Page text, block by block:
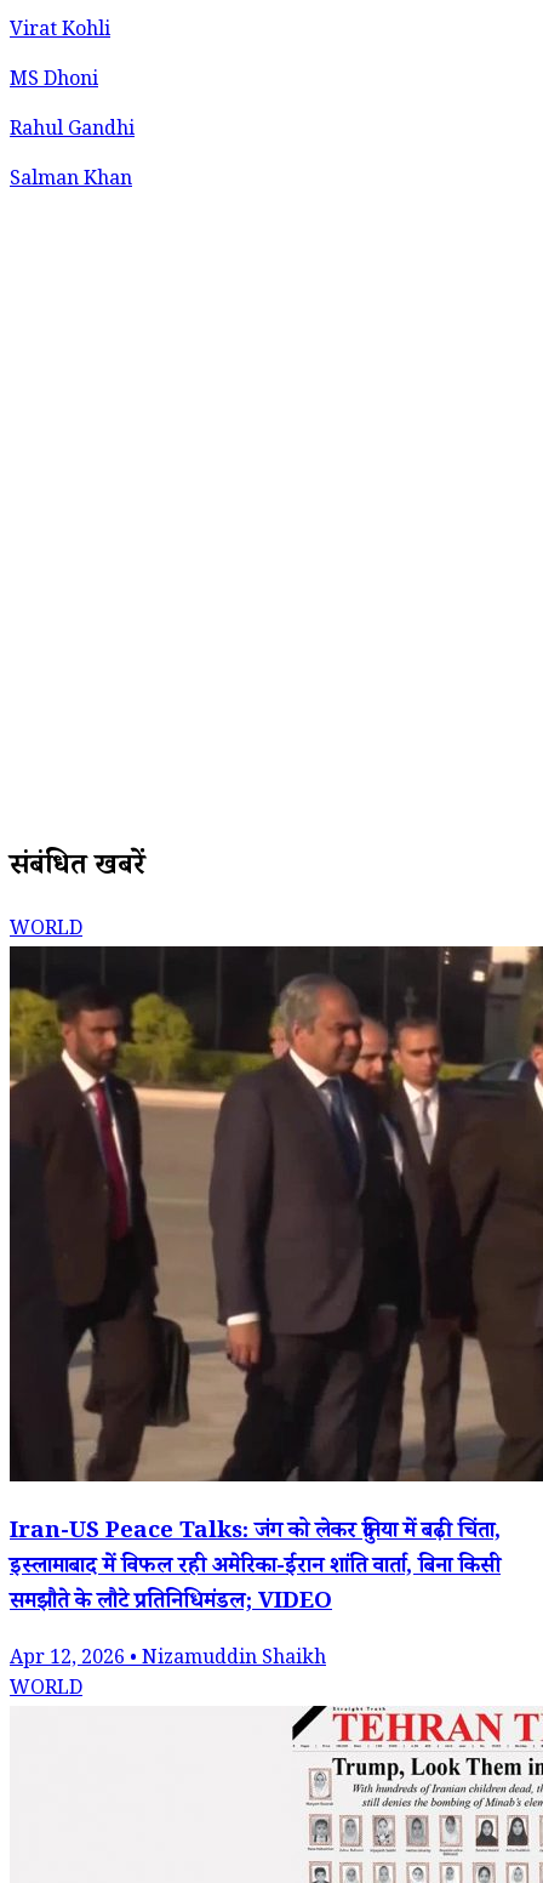
Virat Kohli
MS Dhoni
Rahul Gandhi
Salman Khan
संबंधित खबरें
WORLD
Iran-US Peace Talks: जंग को लेकर दुनिया में बढ़ी चिंता,
इस्लामाबाद में विफल रही अमेरिका-ईरान शांति वार्ता, बिना किसी
समझौते के लौटे प्रतिनिधिमंडल; VIDEO
Apr 12, 2026 • Nizamuddin Shaikh
WORLD